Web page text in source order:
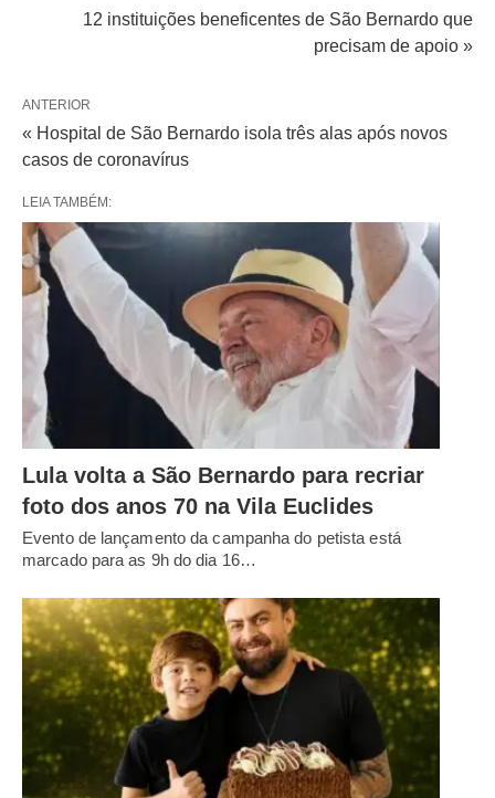
12 instituições beneficentes de São Bernardo que
precisam de apoio »
ANTERIOR
« Hospital de São Bernardo isola três alas após novos
casos de coronavírus
LEIA TAMBÉM:
Lula volta a São Bernardo para recriar
foto dos anos 70 na Vila Euclides
Evento de lançamento da campanha do petista está
marcado para as 9h do dia 16…